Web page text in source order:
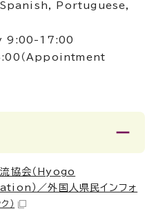
Portuguese,
9:00-17:00
（Appointment
協会（Hyogo
）／外国人県民インフォ
）